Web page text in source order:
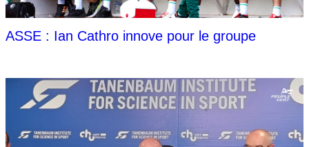
ASSE : Ian Cathro innove pour le groupe